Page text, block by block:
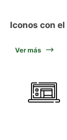
Iconos con
Ver más